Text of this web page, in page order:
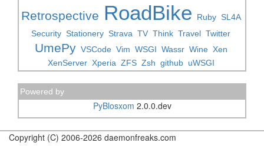
Retrospective RoadBike Ruby SL4A
Security Stationery Strava TV Think Travel Twitter
UmePy VSCode Vim WSGI Wassr Wine Xen
XenServer Xperia ZFS Zsh github uWSGI
Powered by
PyBlosxom 2.0.0.dev
Copyright (C) 2006-2026 daemonfreaks.com